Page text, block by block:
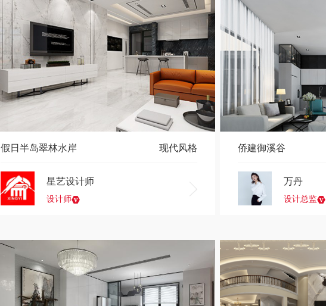
假日半岛翠林水岸 现代风格
星艺设计师
设计师
侨建御溪谷
万丹
设计总监